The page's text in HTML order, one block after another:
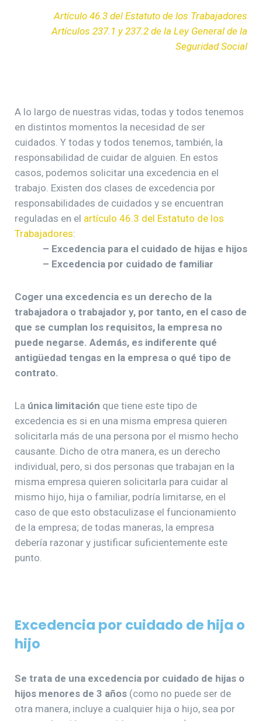
Artículo 46.3 del Estatuto de los Trabajadores
Artículos 237.1 y 237.2 de la Ley General de la
Seguridad Social
A lo largo de nuestras vidas, todas y todos tenemos
en distintos momentos la necesidad de ser
cuidados. Y todas y todos tenemos, también, la
responsabilidad de cuidar de alguien. En estos
casos, podemos solicitar una excedencia en el
trabajo. Existen dos clases de excedencia por
responsabilidades de cuidados y se encuentran
reguladas en el artículo 46.3 del Estatuto de los
Trabajadores:
– Excedencia para el cuidado de hijas e hijos
– Excedencia por cuidado de familiar
Coger una excedencia es un derecho de la
trabajadora o trabajador y, por tanto, en el caso de
que se cumplan los requisitos, la empresa no
puede negarse. Además, es indiferente qué
antigüedad tengas en la empresa o qué tipo de
contrato.
La única limitación que tiene este tipo de
excedencia es si en una misma empresa quieren
solicitarla más de una persona por el mismo hecho
causante. Dicho de otra manera, es un derecho
individual, pero, si dos personas que trabajan en la
misma empresa quieren solicitarla para cuidar al
mismo hijo, hija o familiar, podría limitarse, en el
caso de que esto obstaculizase el funcionamiento
de la empresa; de todas maneras, la empresa
debería razonar y justificar suficientemente este
punto.
Excedencia por cuidado de hija o
hijo
Se trata de una excedencia por cuidado de hijas o
hijos menores de 3 años (como no puede ser de
otra manera, incluye a cualquier hija o hijo, sea por